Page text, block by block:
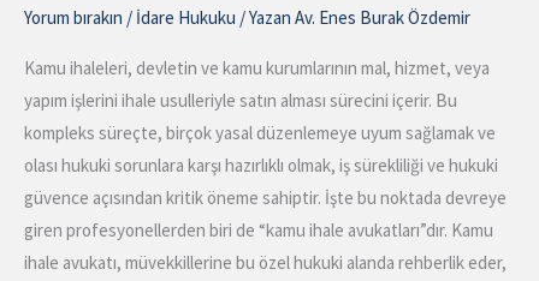
Yorum bırakın / İdare Hukuku / Yazan Av. Enes Burak Özdemir
Kamu ihaleleri, devletin ve kamu kurumlarının mal, hizmet, veya
yapım işlerini ihale usulleriyle satın alması sürecini içerir. Bu
kompleks süreçte, birçok yasal düzenlemeye uyum sağlamak ve
olası hukuki sorunlara karşı hazırlıklı olmak, iş sürekliliği ve hukuki
güvence açısından kritik öneme sahiptir. İşte bu noktada devreye
giren profesyonellerden biri de “kamu ihale avukatları”dır. Kamu
ihale avukatı, müvekkillerine bu özel hukuki alanda rehberlik eder,